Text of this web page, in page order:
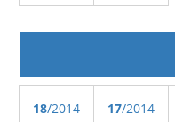
18/2014 17/2014